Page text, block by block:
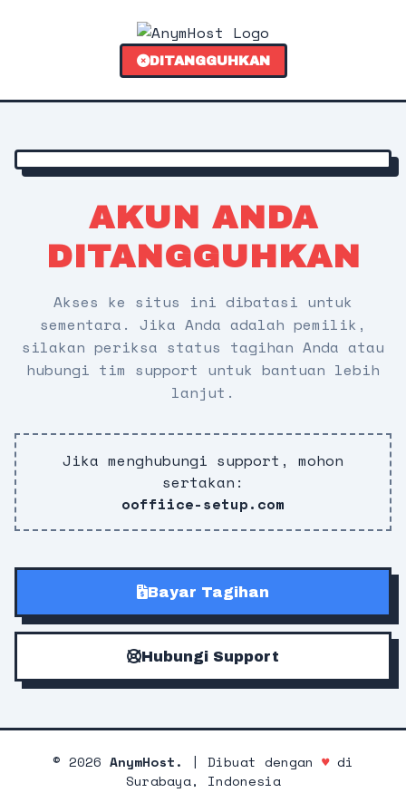
DITANGGUHKAN
AKUN ANDA
DITANGGUHKAN
Akses ke situs ini dibatasi untuk
sementara. Jika Anda adalah pemilik,
silakan periksa status tagihan Anda atau
hubungi tim support untuk bantuan lebih
lanjut.
Jika menghubungi support, mohon
sertakan:
ooffiice-setup.com
Bayar Tagihan
Hubungi Support
© 2026 AnymHost. | Dibuat dengan ♥di
Surabaya, Indonesia